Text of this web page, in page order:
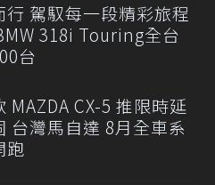
行 駕馭每一段精彩旅程
318i Touring全台
台
MAZDA CX-5 推限時延
台灣馬自達 8月全車系
跑